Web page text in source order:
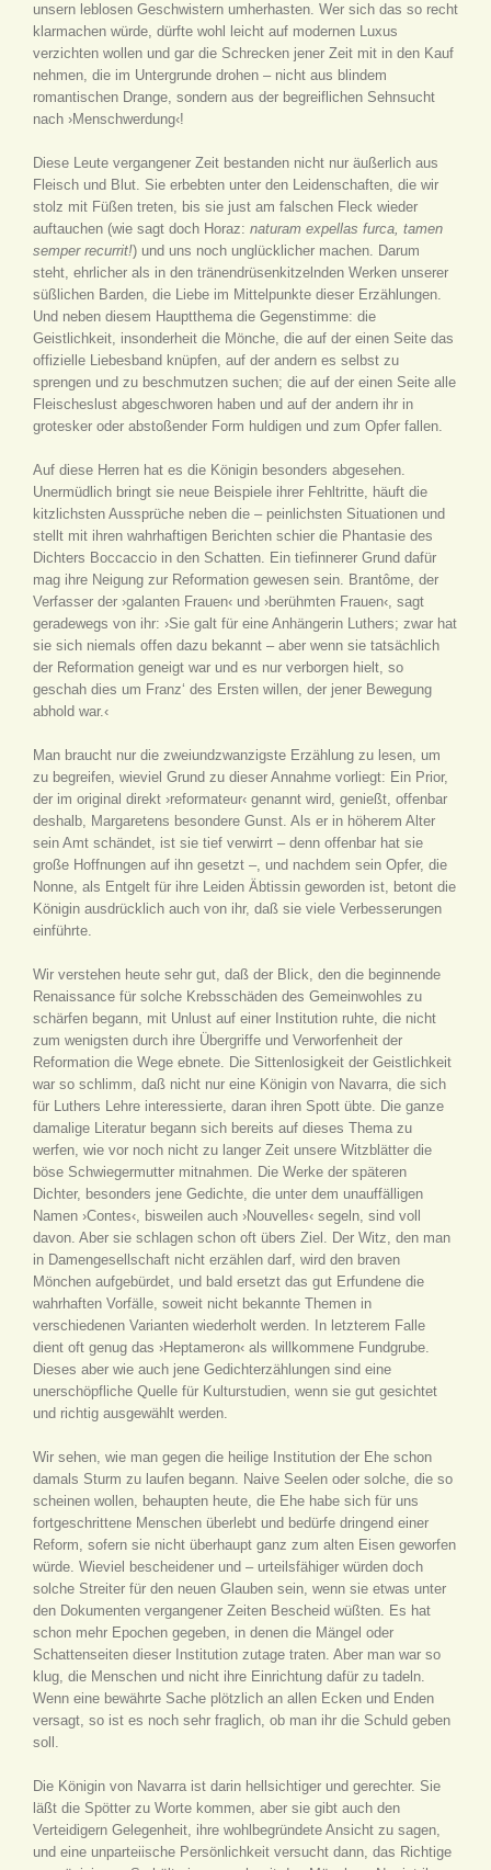
unsern leblosen Geschwistern umherhasten. Wer sich das so recht
klarmachen würde, dürfte wohl leicht auf modernen Luxus
verzichten wollen und gar die Schrecken jener Zeit mit in den Kauf
nehmen, die im Untergrunde drohen – nicht aus blindem
romantischen Drange, sondern aus der begreiflichen Sehnsucht
nach ›Menschwerdung‹!
Diese Leute vergangener Zeit bestanden nicht nur äußerlich aus
Fleisch und Blut. Sie erbebten unter den Leidenschaften, die wir
stolz mit Füßen treten, bis sie just am falschen Fleck wieder
auftauchen (wie sagt doch Horaz: naturam expellas furca, tamen
semper recurrit!) und uns noch unglücklicher machen. Darum
steht, ehrlicher als in den tränendrüsenkitzelnden Werken unserer
süßlichen Barden, die Liebe im Mittelpunkte dieser Erzählungen.
Und neben diesem Hauptthema die Gegenstimme: die
Geistlichkeit, insonderheit die Mönche, die auf der einen Seite das
offizielle Liebesband knüpfen, auf der andern es selbst zu
sprengen und zu beschmutzen suchen; die auf der einen Seite alle
Fleischeslust abgeschworen haben und auf der andern ihr in
grotesker oder abstoßender Form huldigen und zum Opfer fallen.
Auf diese Herren hat es die Königin besonders abgesehen.
Unermüdlich bringt sie neue Beispiele ihrer Fehltritte, häuft die
kitzlichsten Aussprüche neben die – peinlichsten Situationen und
stellt mit ihren wahrhaftigen Berichten schier die Phantasie des
Dichters Boccaccio in den Schatten. Ein tiefinnerer Grund dafür
mag ihre Neigung zur Reformation gewesen sein. Brantôme, der
Verfasser der ›galanten Frauen‹ und ›berühmten Frauen‹, sagt
geradewegs von ihr: ›Sie galt für eine Anhängerin Luthers; zwar hat
sie sich niemals offen dazu bekannt – aber wenn sie tatsächlich
der Reformation geneigt war und es nur verborgen hielt, so
geschah dies um Franz‘ des Ersten willen, der jener Bewegung
abhold war.‹
Man braucht nur die zweiundzwanzigste Erzählung zu lesen, um
zu begreifen, wieviel Grund zu dieser Annahme vorliegt: Ein Prior,
der im original direkt ›reformateur‹ genannt wird, genießt, offenbar
deshalb, Margaretens besondere Gunst. Als er in höherem Alter
sein Amt schändet, ist sie tief verwirrt – denn offenbar hat sie
große Hoffnungen auf ihn gesetzt –, und nachdem sein Opfer, die
Nonne, als Entgelt für ihre Leiden Äbtissin geworden ist, betont die
Königin ausdrücklich auch von ihr, daß sie viele Verbesserungen
einführte.
Wir verstehen heute sehr gut, daß der Blick, den die beginnende
Renaissance für solche Krebsschäden des Gemeinwohles zu
schärfen begann, mit Unlust auf einer Institution ruhte, die nicht
zum wenigsten durch ihre Übergriffe und Verworfenheit der
Reformation die Wege ebnete. Die Sittenlosigkeit der Geistlichkeit
war so schlimm, daß nicht nur eine Königin von Navarra, die sich
für Luthers Lehre interessierte, daran ihren Spott übte. Die ganze
damalige Literatur begann sich bereits auf dieses Thema zu
werfen, wie vor noch nicht zu langer Zeit unsere Witzblätter die
böse Schwiegermutter mitnahmen. Die Werke der späteren
Dichter, besonders jene Gedichte, die unter dem unauffälligen
Namen ›Contes‹, bisweilen auch ›Nouvelles‹ segeln, sind voll
davon. Aber sie schlagen schon oft übers Ziel. Der Witz, den man
in Damengesellschaft nicht erzählen darf, wird den braven
Mönchen aufgebürdet, und bald ersetzt das gut Erfundene die
wahrhaften Vorfälle, soweit nicht bekannte Themen in
verschiedenen Varianten wiederholt werden. In letzterem Falle
dient oft genug das ›Heptameron‹ als willkommene Fundgrube.
Dieses aber wie auch jene Gedichterzählungen sind eine
unerschöpfliche Quelle für Kulturstudien, wenn sie gut gesichtet
und richtig ausgewählt werden.
Wir sehen, wie man gegen die heilige Institution der Ehe schon
damals Sturm zu laufen begann. Naive Seelen oder solche, die so
scheinen wollen, behaupten heute, die Ehe habe sich für uns
fortgeschrittene Menschen überlebt und bedürfe dringend einer
Reform, sofern sie nicht überhaupt ganz zum alten Eisen geworfen
würde. Wieviel bescheidener und – urteilsfähiger würden doch
solche Streiter für den neuen Glauben sein, wenn sie etwas unter
den Dokumenten vergangener Zeiten Bescheid wüßten. Es hat
schon mehr Epochen gegeben, in denen die Mängel oder
Schattenseiten dieser Institution zutage traten. Aber man war so
klug, die Menschen und nicht ihre Einrichtung dafür zu tadeln.
Wenn eine bewährte Sache plötzlich an allen Ecken und Enden
versagt, so ist es noch sehr fraglich, ob man ihr die Schuld geben
soll.
Die Königin von Navarra ist darin hellsichtiger und gerechter. Sie
läßt die Spötter zu Worte kommen, aber sie gibt auch den
Verteidigern Gelegenheit, ihre wohlbegründete Ansicht zu sagen,
und eine unparteiische Persönlichkeit versucht dann, das Richtige